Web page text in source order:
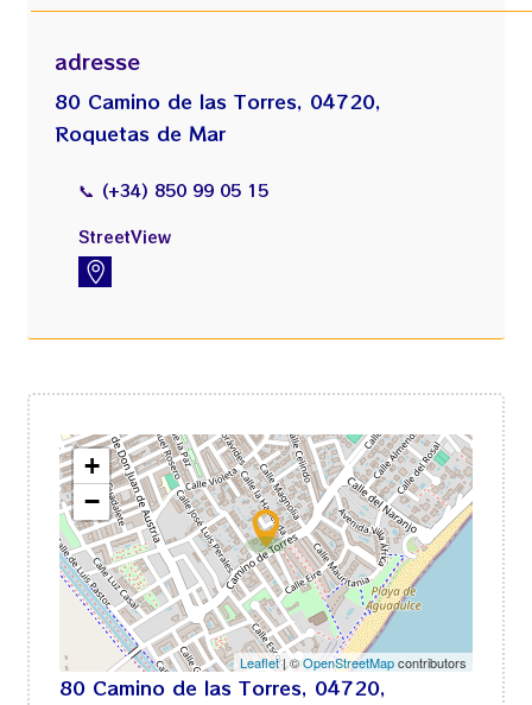
adresse
80 Camino de las Torres, 04720,
Roquetas de Mar
📞 (+34) 850 99 05 15
StreetView
+
−
Leaflet| ©OpenStreetMapcontributors
80 Camino de las Torres, 04720,